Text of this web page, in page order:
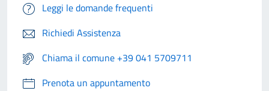
Leggi le domande frequenti
Richiedi Assistenza
Chiama il comune +39 041 5709711
Prenota un appuntamento